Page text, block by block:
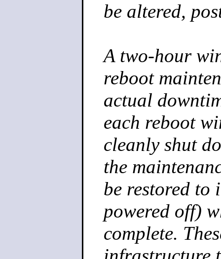
be altered,
A two-hour
reboot
actual
each reboot
cleanly shut
the
be restored to
powered off)
complete.